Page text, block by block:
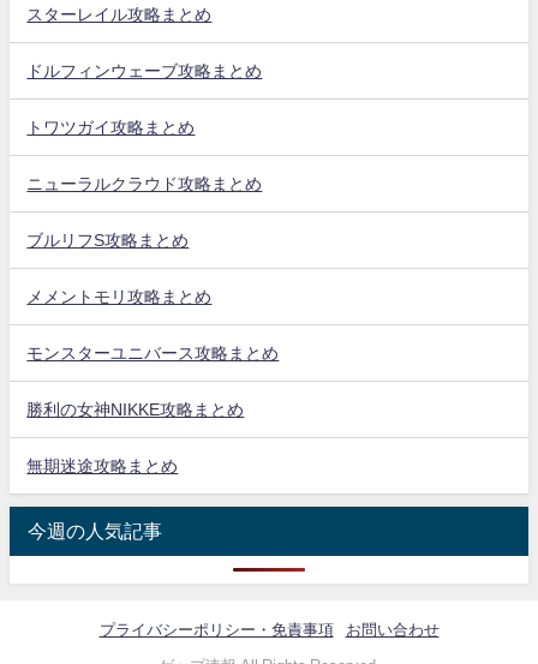
スターレイル攻略まとめ
ドルフィンウェーブ攻略まとめ
トワツガイ攻略まとめ
ニューラルクラウド攻略まとめ
ブルリフS攻略まとめ
メメントモリ攻略まとめ
モンスターユニバース攻略まとめ
勝利の女神NIKKE攻略まとめ
無期迷途攻略まとめ
今週の人気記事
プライバシーポリシー・免責事項 お問い合わせ